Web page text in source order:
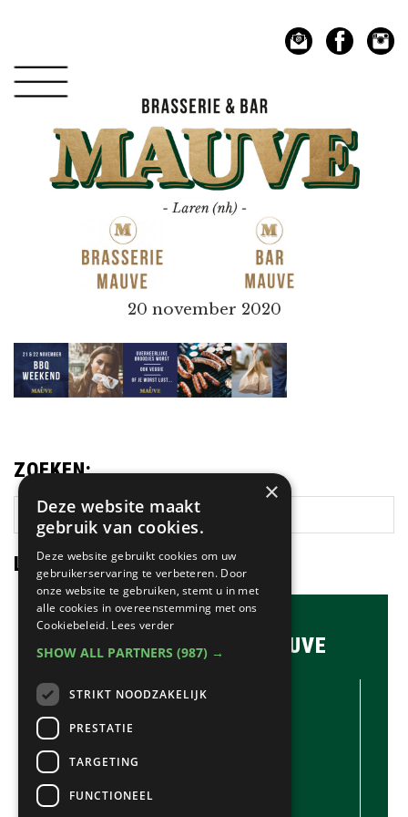
hoofdnavigatie
hoofd
inhoud
Mauve
20 november 2020
ZOEKEN:
Zoek
op
deze
website
LAATSTE NIEUWS:
BRASSERIE & BAR MAUVE
CONTACTGEGEVENS //
info@mauve.nl
×
Deze website maakt
gebruik van cookies.
Deze website gebruikt cookies om uw
gebruikerservaring te verbeteren. Door
onze website te gebruiken, stemt u in met
alle cookies in overeenstemming met ons
Cookiebeleid. Lees verder
SHOW ALL PARTNERS (987) →
STRIKT NOODZAKELIJK
PRESTATIE
TARGETING
FUNCTIONEEL